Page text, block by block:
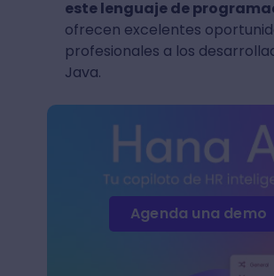
este lenguaje de
ofrecen excelentes
profesionales a los
Java.
Agenda una demo